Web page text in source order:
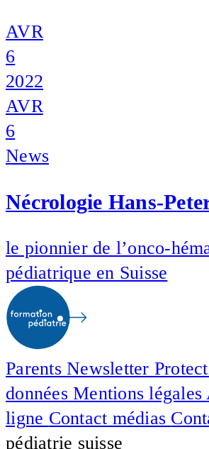
AVR
6
2022
AVR
6
News
Nécrologie Hans-
le pionnier de l’onco-
pédiatrique en Suisse
ParentsNewsletter
donnéesMentions légales
ligne Contact médias
pédiatrie suisse